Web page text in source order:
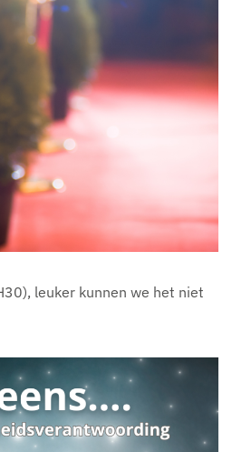
leuker kunnen we het niet